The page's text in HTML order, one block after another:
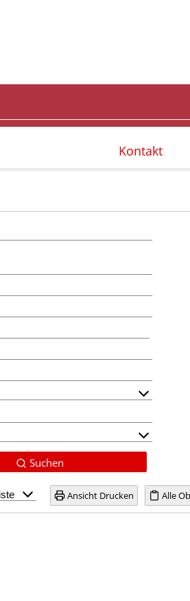
Kontakt
Suchen
Alle
Ansicht Drucken